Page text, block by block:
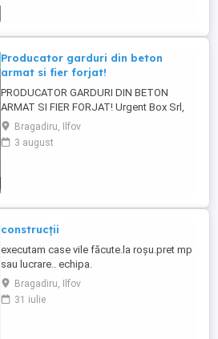
Producator garduri din beton
armat si fier forjat!
PRODUCATOR GARDURI DIN BETON
ARMAT SI FIER FORJAT! Urgent Box Srl,
produce o gama variata de modele de
placi si stalpi de gard cu un finisaj si
aspect modern. Stalpii si placile sunt
...
Bragadiru, Ilfov
3 august
construcții
executam case vile făcute.la roșu.pret mp
sau lucrare.. echipa.
Bragadiru, Ilfov
31 iulie